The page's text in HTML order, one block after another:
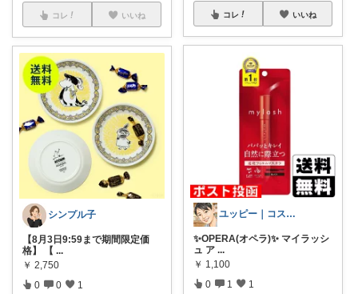
コレ いいね
シンプル子
【8月3日9:59まで期間限定価
格】 【 ...
￥ 2,750
0 0 1
コレ いいね
ユッピー｜コスメと子育てROOM
✨OPERA(オペラ)✨ マイラッシ
ュ ア ...
￥ 1,100
0 1 1